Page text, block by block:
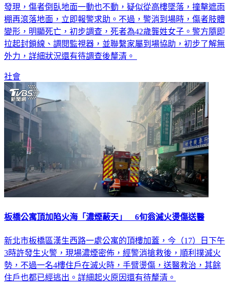
方將介入調查釐清。據了解，因社區晚間傳出巨響，警衛查看
發現，傷者倒臥地面一動也不動，疑似從高樓墜落，撞擊遮雨
棚再滾落地面，立即報警求助。不過，警消到場時，傷者肢體
變形，明顯死亡，初步調查，死者為42歲龔姓女子。警方隨即
拉起封鎖線、調閱監視器，並聯繫家屬到場協助，初步了解無
社會
新北市板橋區漢生西路一處公寓的頂樓加蓋，今（17）日下午
3時許發生火警，現場濃煙密佈，經警消搶救後，順利撲滅火
勢，不過一名4樓住戶在滅火時，手臂燙傷，送醫救治，其餘